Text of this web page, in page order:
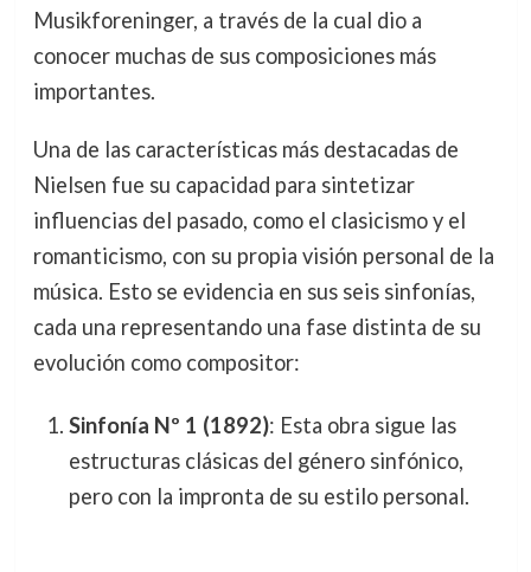
Musikforeninger, a través de la cual dio a
conocer muchas de sus composiciones más
importantes.
Una de las características más destacadas de
Nielsen fue su capacidad para sintetizar
influencias del pasado, como el clasicismo y el
romanticismo, con su propia visión personal de la
música. Esto se evidencia en sus seis sinfonías,
cada una representando una fase distinta de su
evolución como compositor:
Sinfonía Nº 1 (1892): Esta obra sigue las
estructuras clásicas del género sinfónico,
pero con la impronta de su estilo personal.